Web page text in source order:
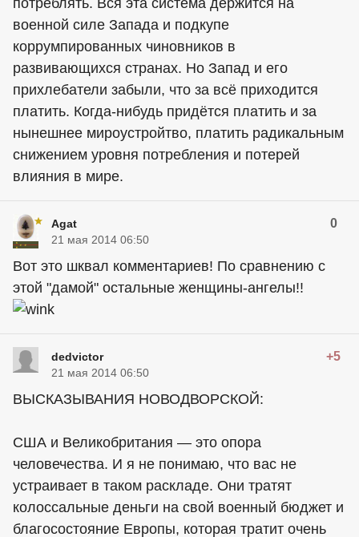
военной силе Запада и подкупе
коррумпированных чиновников в
развивающихся странах. Но Запад и его
прихлебатели забыли, что за всё приходится
платить. Когда-нибудь придётся платить и за
нынешнее мироустройтво, платить радикальным
снижением уровня потребления и потерей
влияния в мире.
Agat 0
21 мая 2014 06:50
Вот это шквал комментариев! По сравнению с
этой "дамой" остальные женщины-ангелы!!
dedvictor +5
21 мая 2014 06:50
ВЫСКАЗЫВАНИЯ НОВОДВОРСКОЙ:
США и Великобритания — это опора
человечества. И я не понимаю, что вас не
устраивает в таком раскладе. Они тратят
колоссальные деньги на свой военный бюджет и
благосостояние Европы, которая тратит очень